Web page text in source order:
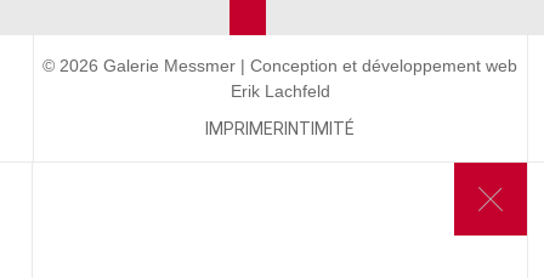
© 2026 Galerie Messmer | Conception et développement web
Erik Lachfeld
IMPRIMER INTIMITÉ